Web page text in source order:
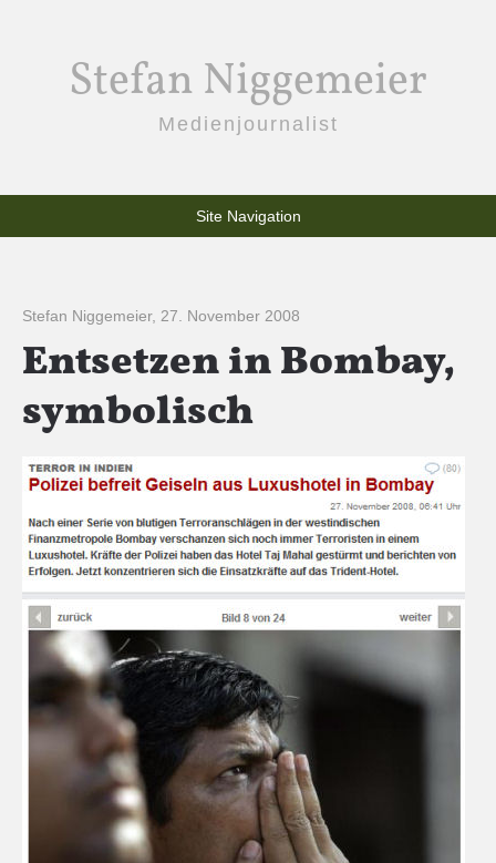
Stefan Niggemeier
Medienjournalist
Site Navigation
Stefan Niggemeier, 27. November 2008
Entsetzen in Bombay,
symbolisch